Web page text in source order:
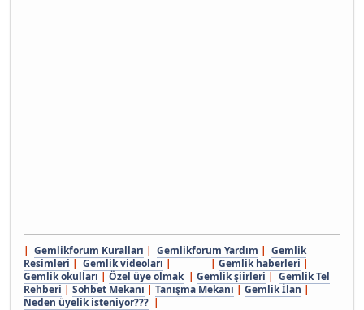
| Gemlikforum Kuralları | Gemlikforum Yardım | Gemlik
Resimleri | Gemlik videoları | | Gemlik haberleri |
Gemlik okulları | Özel üye olmak| Gemlik şiirleri | Gemlik Tel
Rehberi | Sohbet Mekanı | Tanışma Mekanı | Gemlik İlan |
Neden üyelik isteniyor??? |